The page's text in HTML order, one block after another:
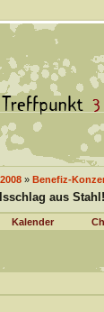
» Benefiz-
aus Stahl!
Kalender